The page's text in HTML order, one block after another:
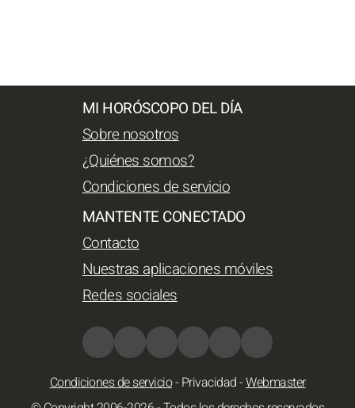
MI HORÓSCOPO DEL DÍA
Sobre nosotros
¿Quiénes somos?
Condiciones de servicio
MANTENTE CONECTADO
Contacto
Nuestras aplicaciones móviles
Redes sociales
Condiciones de servicio- Privacidad-Webmaster